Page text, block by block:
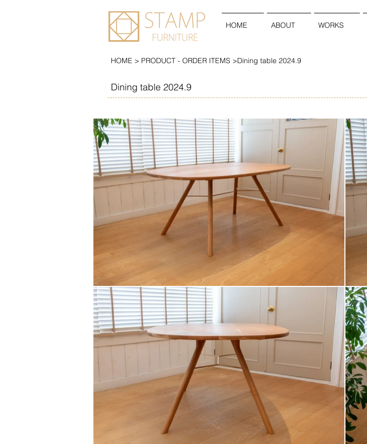
HOME ABOUT WORKS
HOME > PRODUCT - ORDER ITEMS >Dining table 2024.9
Dining table 2024.9